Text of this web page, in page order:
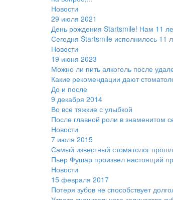
Новости
29 июля 2021
День рождения Startsmile! Нам 11
Сегодня Startsmile исполнилось 11
Новости
19 июня 2023
Можно ли пить алкоголь после
Какие рекомендации дают
До и после
9 декабря 2014
Во все тяжкие с улыбкой
После главной роли в знаменитом
Новости
7 июля 2015
Самый известный стоматолог
Пьер Фушар произвел настоящий
Новости
15 февраля 2017
Потеря зубов не способствует